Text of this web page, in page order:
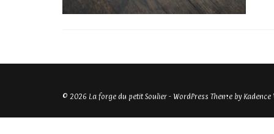
© 2026 La forge du petit Soulier - WordPress Theme by Kadence